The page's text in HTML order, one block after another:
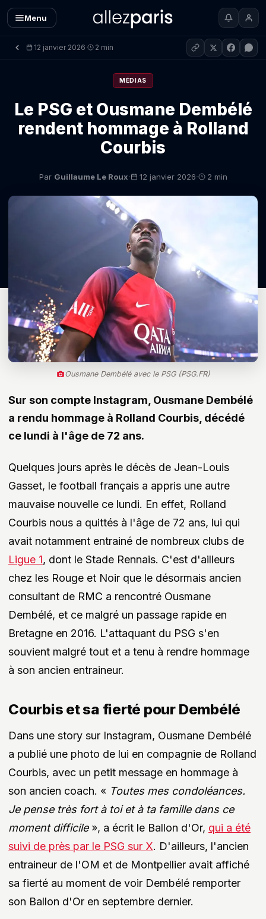
Menu
12 janvier 2026· 2 min
MÉDIAS
Le PSG et Ousmane Dembélé
rendent hommage à Rolland
Courbis
Par Guillaume Le Roux· 12 janvier 2026· 2 min
Ousmane Dembélé avec le PSG (PSG.FR)
Sur son compte Instagram, Ousmane Dembélé
a rendu hommage à Rolland Courbis, décédé
ce lundi à l'âge de 72 ans.
Quelques jours après le décès de Jean-Louis
Gasset, le football français a appris une autre
mauvaise nouvelle ce lundi. En effet, Rolland
Courbis nous a quittés à l'âge de 72 ans, lui qui
avait notamment entrainé de nombreux clubs de
Ligue 1, dont le Stade Rennais. C'est d'ailleurs
chez les Rouge et Noir que le désormais ancien
consultant de RMC a rencontré Ousmane
Dembélé, et ce malgré un passage rapide en
Bretagne en 2016. L'attaquant du PSG s'en
souvient malgré tout et a tenu à rendre hommage
à son ancien entraineur.
Courbis et sa fierté pour Dembélé
Dans une story sur Instagram, Ousmane Dembélé
a publié une photo de lui en compagnie de Rolland
Courbis, avec un petit message en hommage à
son ancien coach. « Toutes mes condoléances.
Je pense très fort à toi et à ta famille dans ce
moment difficile», a écrit le Ballon d'Or, qui a été
suivi de près par le PSG sur X. D'ailleurs, l'ancien
entraineur de l'OM et de Montpellier avait affiché
sa fierté au moment de voir Dembélé remporter
son Ballon d'Or en septembre dernier.